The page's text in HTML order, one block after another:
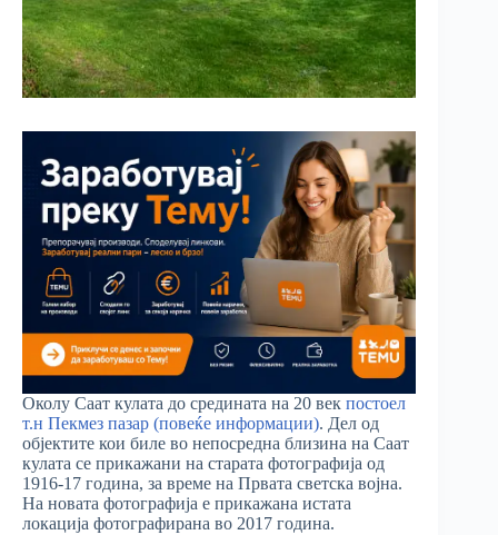
Околу Саат кулата до средината на 20 век постоел
т.н Пекмез пазар (повеќе информации). Дел од
објектите кои биле во непосредна близина на Саат
кулата се прикажани на старата фотографија од
1916-17 година, за време на Првата светска војна.
На новата фотографија е прикажана истата
локација фотографирана во 2017 година.